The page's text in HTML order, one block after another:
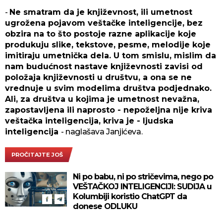
- Ne smatram da je književnost, ili umetnost
ugrožena pojavom veštačke inteligencije, bez
obzira na to što postoje razne aplikacije koje
produkuju slike, tekstove, pesme, melodije koje
imitiraju umetnička dela. U tom smislu, mislim da
nam budućnost nastave književnosti zavisi od
položaja književnosti u društvu, a ona se ne
vrednuje u svim modelima društva podjednako.
Ali, za društva u kojima je umetnost nevažna,
zapostavljena ili naprosto - nepoželjna nije kriva
veštačka inteligencija, kriva je - ljudska
inteligencija - naglašava Janjićeva.
PROČITAJTE JOŠ
Ni po babu, ni po stričevima, nego po
VEŠTAČKOJ INTELIGENCIJI: SUDIJA u
Kolumbiji koristio ChatGPT da
donese ODLUKU